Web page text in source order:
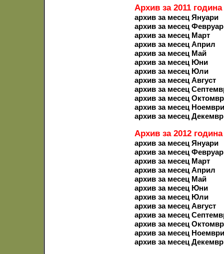
Архив за 2011 година
архив за месец Януари
архив за месец
архив за месец Март
архив за месец Април
архив за месец Май
архив за месец Юни
архив за месец Юли
архив за месец Август
архив за месец
архив за месец
архив за месец Ноември
архив за месец
Архив за 2012 година
архив за месец Януари
архив за месец
архив за месец Март
архив за месец Април
архив за месец Май
архив за месец Юни
архив за месец Юли
архив за месец Август
архив за месец
архив за месец
архив за месец Ноември
архив за месец